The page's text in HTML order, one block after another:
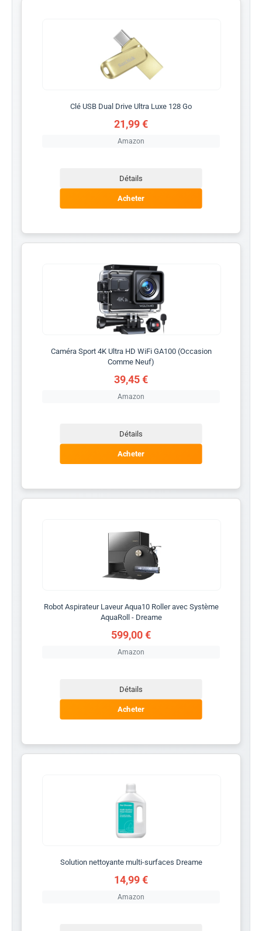
Clé USB Dual Drive Ultra Luxe 128 Go
21,99 €
Amazon
Détails
Acheter
Caméra Sport 4K Ultra HD WiFi GA100 (Occasion
Comme Neuf)
39,45 €
Amazon
Détails
Acheter
Robot Aspirateur Laveur Aqua10 Roller avec Système
AquaRoll - Dreame
599,00 €
Amazon
Détails
Acheter
Solution nettoyante multi-surfaces Dreame
14,99 €
Amazon